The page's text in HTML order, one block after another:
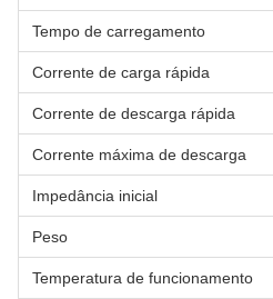
Tempo de carregamento
Corrente de carga rápida
Corrente de descarga rápida
Corrente máxima de descarga
Impedância inicial
Peso
Temperatura de funcionamento